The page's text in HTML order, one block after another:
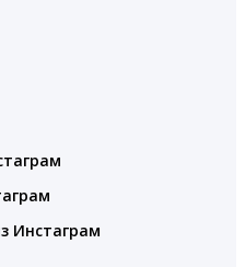
Инстаграм